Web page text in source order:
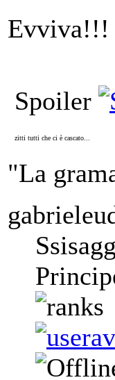
Evviva!!!
Spoiler
zitti tutti che ci è cascato...
"La